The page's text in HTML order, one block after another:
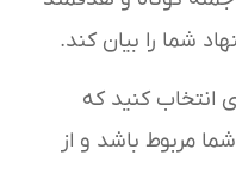
شما را بیان کند.
انتخاب کنید که
مربوط باشد و از